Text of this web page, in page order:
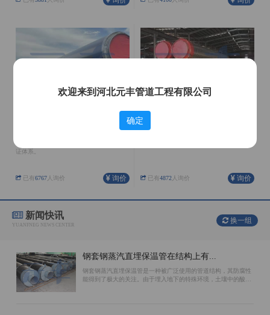
证体系。
已有6767人询价 询价
架空保温管
已有4872人询价 询价
新闻快讯
YUANFNEG NEWS CENTER
换一组
钢套钢蒸汽直埋保温管在结构上有...
钢套钢蒸汽直埋保温管是一种被广泛使用的管道结构，其防腐性
能得到了极大的关注。由于埋入地下的特殊环境，土壤中的酸碱
欢迎来到河北元丰管道工程有限公司
确定